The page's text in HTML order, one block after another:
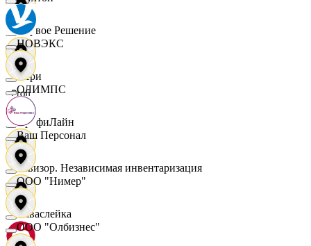
Первое Решение
Пери
ПрофиЛайн
Ревизор. Независимая инвентаризация
Саваслейка
НОВЭКС
ОЛИМПС
Ваш Персонал
ООО "Нимер"
ООО "Олбизнес"